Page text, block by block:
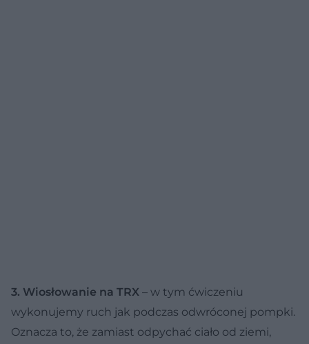
3. Wiosłowanie na TRX – w tym ćwiczeniu
wykonujemy ruch jak podczas odwróconej pompki.
Oznacza to, że zamiast odpychać ciało od ziemi,